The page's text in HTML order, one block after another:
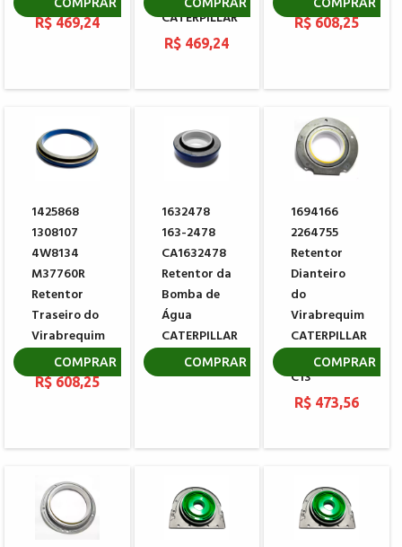
R$ 469,24
CATERPILLAR
R$ 469,24
R$ 608,25
1425868
1308107
4W8134
M37760R
Retentor
Traseiro do
Virabrequim
CATERPILLAR
R$ 608,25
COMPRAR
1632478
163-2478
CA1632478
Retentor da
Bomba de
Água
CATERPILLAR
R$ 324,25
COMPRAR
1694166
2264755
Retentor
Dianteiro
do
Virabrequim
CATERPILLAR
C11 / C12 /
C13
R$ 473,56
COMPRAR